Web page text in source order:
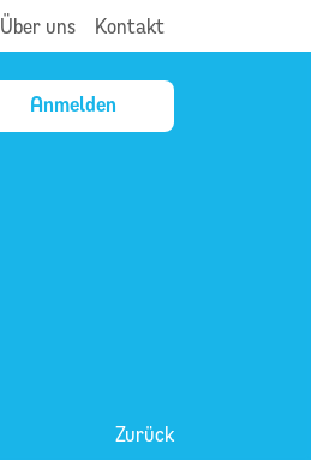
Über uns Kontakt
Anmelden
Zurück